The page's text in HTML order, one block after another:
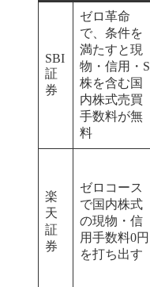
SBI
証
券
ゼロ革命
で、条件を
満たすと現
物・信用・S
株を含む国
内株式売買
手数料が無
料
楽
天
証
券
ゼロコース
で国内株式
の現物・信
用手数料0円
を打ち出す